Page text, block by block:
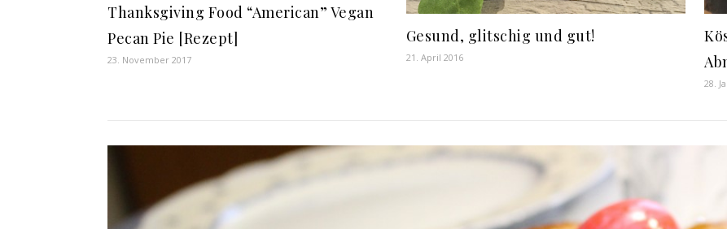
Thanksgiving Food “American” Vegan
Pecan Pie [Rezept]
23. November 2017
Gesund, glitschig und gut!
21. April 2016
28.